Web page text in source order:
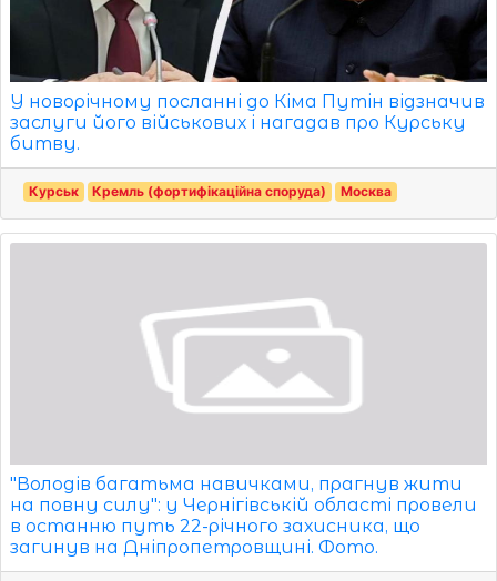
У новорічному посланні до Кіма Путін відзначив
заслуги його військових і нагадав про Курську
битву.
Курськ Кремль (фортифікаційна споруда) Москва
"Володів багатьма навичками, прагнув жити
на повну силу": у Чернігівській області провели
в останню путь 22-річного захисника, що
загинув на Дніпропетровщині. Фото.